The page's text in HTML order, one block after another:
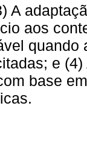
A
aos
e
base